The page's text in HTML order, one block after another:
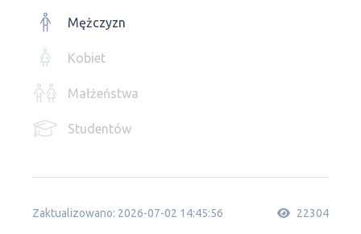
Mężczyzn
Kobiet
Małżeństwa
Studentów
Zaktualizowano: 2026-07-02 14:45:56 22304